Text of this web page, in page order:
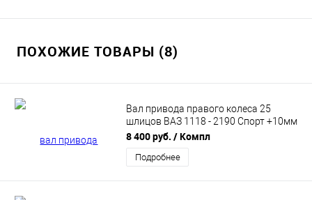
ПОХОЖИЕ ТОВАРЫ (8)
Вал привода правого колеса 25
шлицов ВАЗ 1118 - 2190 Спорт +10мм
(690мм) DS.25.R.18.690 NewDiffer
8 400 руб. / Компл
Подробнее